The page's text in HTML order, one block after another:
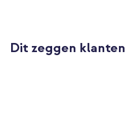
Dit zeggen